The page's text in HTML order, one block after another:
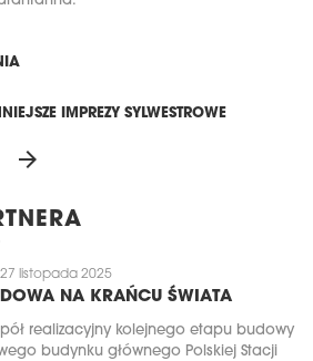
IMPREZY SYLWESTROWE
arrow_forward
27 listopada 2025
NA KRAŃCU ŚWIATA
realizacyjny kolejnego etapu budowy
budynku głównego Polskiej Stacji